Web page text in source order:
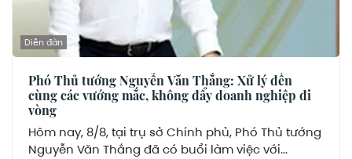
Diễn đàn
Phó Thủ tướng Nguyễn Văn Thắng: Xử lý đến
cùng các vướng mắc, không đẩy doanh nghiệp đi
vòng
Hôm nay, 8/8, tại trụ sở Chính phủ, Phó Thủ tướng
Nguyễn Văn Thắng đã có buổi làm việc với...